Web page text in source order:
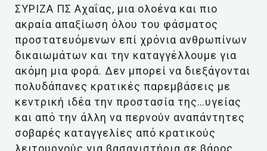
ΣΥΡΙΖΑ ΠΣ Αχαΐας, μια ολοένα και πιο
ακραία απαξίωση όλου του φάσματος
προστατευόμενων επί χρόνια ανθρωπίνων
δικαιωμάτων και την καταγγέλλουμε για
ακόμη μια φορά. Δεν μπορεί να διεξάγονται
πολυδάπανες κρατικές παρεμβάσεις με
κεντρική ιδέα την προστασία της…υγείας
και από την άλλη να περνούν αναπάντητες
σοβαρές καταγγελίες από κρατικούς
λειτουργούς για βασανιστήρια σε βάρος